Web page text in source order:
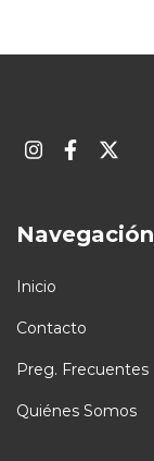
Navegación
Inicio
Contacto
Preg. Frecuentes
Quiénes Somos